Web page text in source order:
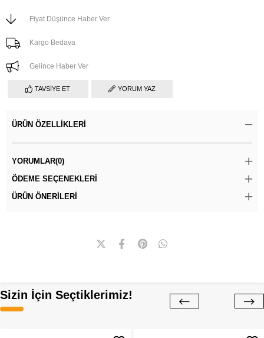
Fiyat Düşünce Haber Ver
Kargo Bedava
Gelince Haber Ver
TAVSIYE ET YORUM YAZ
ÜRÜN ÖZELLIKLERI
YORUMLAR(0)
ÖDEME SEÇENEKLERI
ÜRÜN ÖNERILERI
Sizin İçin Seçtiklerimiz!